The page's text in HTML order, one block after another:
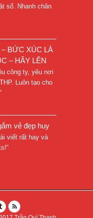
số. Nhanh chân
BỨC XÚC LÀ
– HÃY LÊN
công ty, yêu nơi
Luôn tạo cho
”
vẻ đẹp huy
viết rất hay và
”